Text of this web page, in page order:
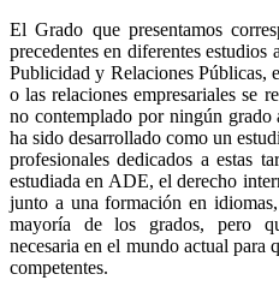
El Grado que presentamos
precedentes en diferentes
Publicidad y Relaciones Públicas,
o las relaciones empresariales se
no contemplado por ningún
ha sido desarrollado como un
profesionales dedicados a estas
estudiada en ADE, el derecho
junto a una formación en
mayoría de los grados, pero
necesaria en el mundo actual para
competentes.